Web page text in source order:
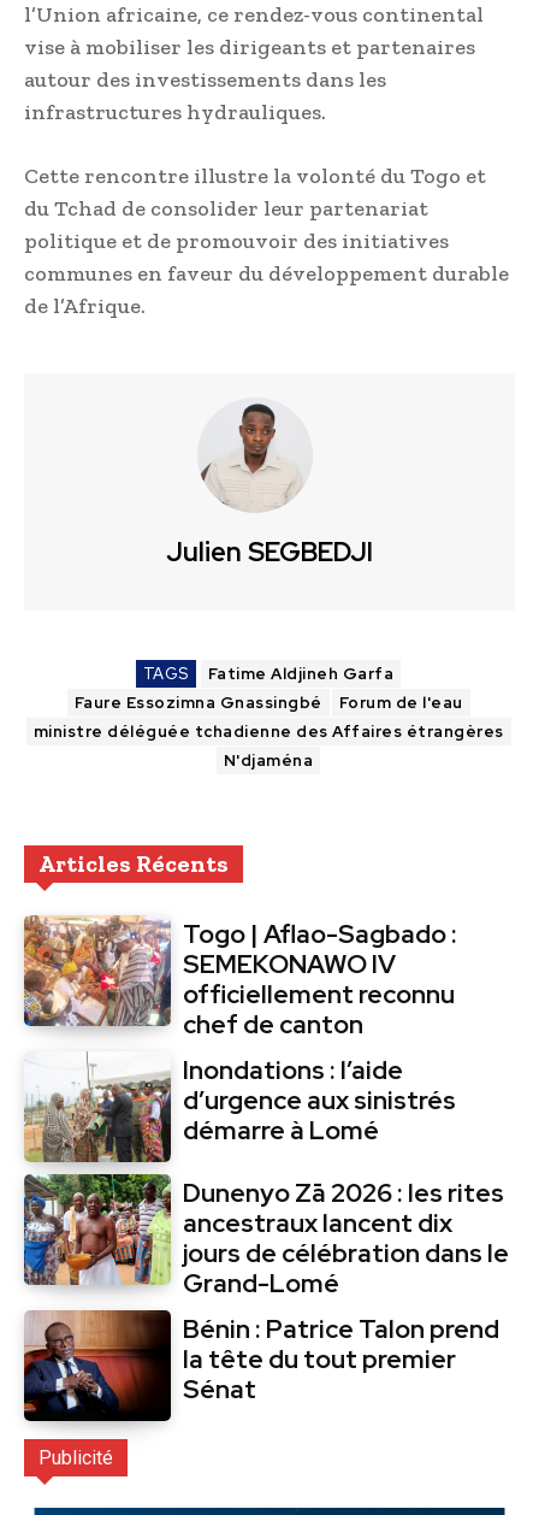
l’Union africaine, ce rendez-vous continental
vise à mobiliser les dirigeants et partenaires
autour des investissements dans les
infrastructures hydrauliques.
Cette rencontre illustre la volonté du Togo et
du Tchad de consolider leur partenariat
politique et de promouvoir des initiatives
communes en faveur du développement durable
de l’Afrique.
Julien SEGBEDJI
TAGS
Fatime Aldjineh Garfa
Faure Essozimna Gnassingbé
Forum de l'eau
ministre déléguée tchadienne des Affaires étrangères
N'djaména
Articles Récents
Togo | Aflao-Sagbado :
SEMEKONAWO IV
officiellement reconnu
chef de canton
Inondations : l’aide
d’urgence aux sinistrés
démarre à Lomé
Dunenyo Zā 2026 : les rites
ancestraux lancent dix
jours de célébration dans le
Grand-Lomé
Bénin : Patrice Talon prend
la tête du tout premier
Sénat
Publicité